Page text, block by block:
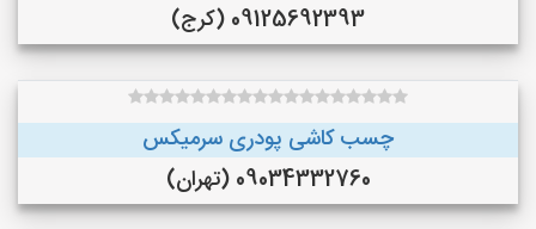
09125692393 (کرج)
چسب کاشی پودری سرمیکس
09034332760 (تهران)